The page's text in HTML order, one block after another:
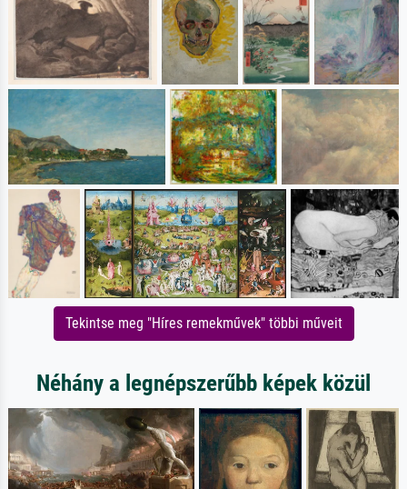
Tekintse meg "Híres remekművek" többi műveit
Néhány a legnépszerűbb képek közül